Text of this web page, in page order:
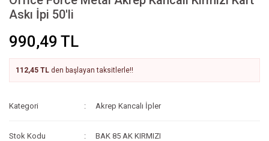
Askı İpi 50'li
990,49 TL
112,45 TL den başlayan taksitlerle!!
Kategori Akrep Kancalı İpler
Stok Kodu BAK 85 AK KIRMIZI